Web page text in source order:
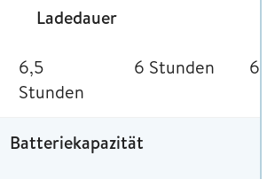
Ladedauer
6,5
Stunden
6 Stunden 6
Batteriekapazität